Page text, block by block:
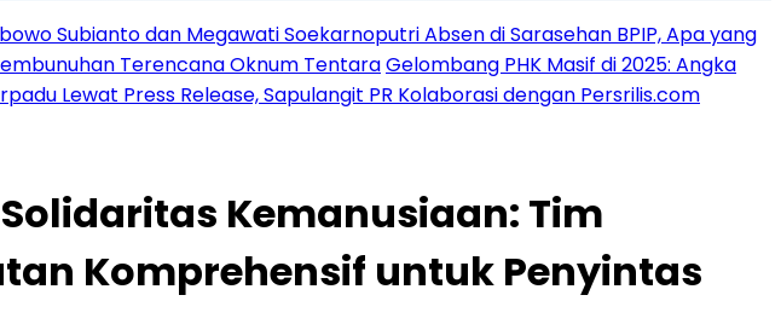
Subianto dan Megawati Soekarnoputri Absen di Sarasehan BPIP, Apa yang
Terencana Oknum TentaraGelombang PHK Masif di 2025: Angka
Lewat Press Release, Sapulangit PR Kolaborasi dengan Persrilis.com
Kemanusiaan: Tim
Komprehensif untuk Penyintas